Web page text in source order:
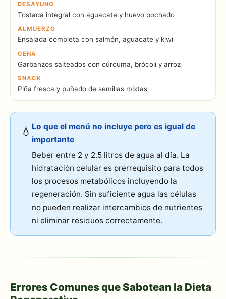
DESAYUNO
Tostada integral con aguacate y huevo pochado
ALMUERZO
Ensalada completa con salmón, aguacate y kiwi
CENA
Garbanzos salteados con cúrcuma, brócoli y arroz
SNACK
Piña fresca y puñado de semillas mixtas
💧 Lo que el menú no incluye pero es igual de
importante
Beber entre 2 y 2.5 litros de agua al día. La
hidratación celular es prerrequisito para todos
los procesos metabólicos incluyendo la
regeneración. Sin suficiente agua las células
no pueden realizar intercambios de nutrientes
ni eliminar residuos correctamente.
Errores Comunes que Sabotean la Dieta